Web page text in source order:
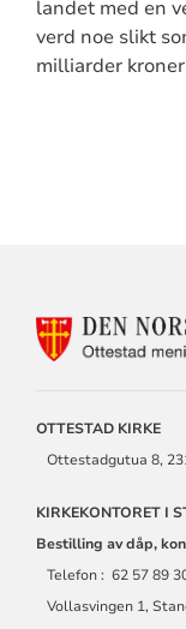
landet med en
verd noe slikt
milliarder kroner
OTTESTAD KIRKE
Ottestadgutua 8,
KIRKEKONTORET I
Bestilling av dåp,
Telefon : 62 57 89
Vollasvingen 1,